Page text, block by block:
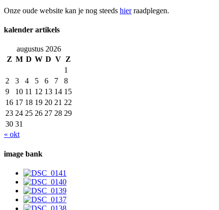
Onze oude website kan je nog steeds hierraadplegen.
kalender artikels
augustus 2026
Z M D W D V Z
1
2
3 4 5 6 7
8
9
10 11 12 13 14 15
16 17 18 19 20 21 22
23 24 25 26 27 28 29
30 31
« okt
image bank